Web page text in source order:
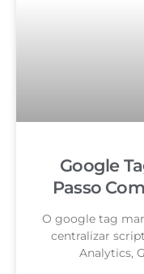
Google
Passo
O google tag
centralizar
Analytics,